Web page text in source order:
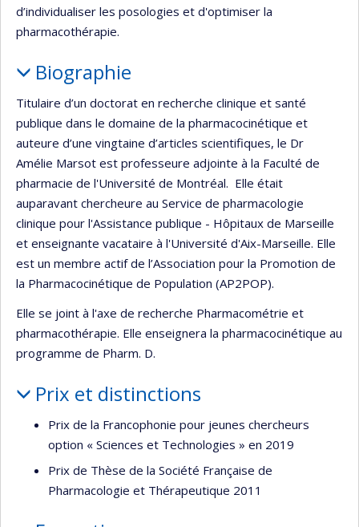
d’individualiser les posologies et d'optimiser la
pharmacothérapie.
Biographie
Titulaire d’un doctorat en recherche clinique et santé
publique dans le domaine de la pharmacocinétique et
auteure d’une vingtaine d’articles scientifiques, le Dr
Amélie Marsot est professeure adjointe à la Faculté de
pharmacie de l'Université de Montréal. Elle était
auparavant chercheure au Service de pharmacologie
clinique pour l'Assistance publique - Hôpitaux de Marseille
et enseignante vacataire à l'Université d'Aix-Marseille. Elle
est un membre actif de l’Association pour la Promotion de
la Pharmacocinétique de Population (AP2POP).
Elle se joint à l'axe de recherche Pharmacométrie et
pharmacothérapie. Elle enseignera la pharmacocinétique au
programme de Pharm. D.
Prix et distinctions
Prix de la Francophonie pour jeunes chercheurs
option « Sciences et Technologies » en 2019
Prix de Thèse de la Société Française de
Pharmacologie et Thérapeutique 2011